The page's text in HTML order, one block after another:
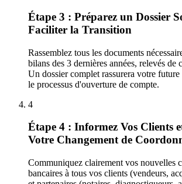
Étape 3 : Préparez un Dossier
Faciliter la Transition
Rassemblez tous les documents
bilans des 3 dernières années, relevés de
Un dossier complet rassurera votre future
le processus d'ouverture de compte.
4
Étape 4 : Informez Vos Clients
Votre Changement de
Communiquez clairement vos nouvelles
bancaires à tous vos clients (vendeurs,